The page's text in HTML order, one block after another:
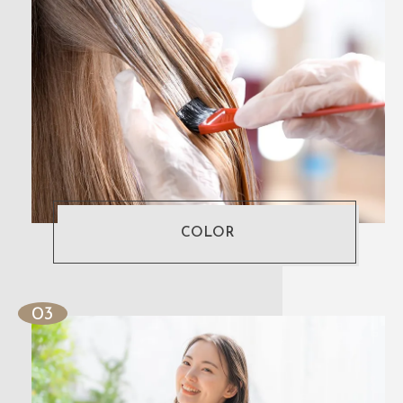
COLOR